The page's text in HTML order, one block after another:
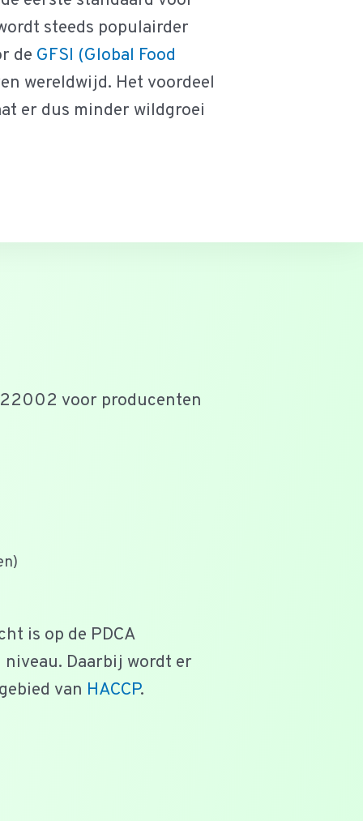
steeds populairder
de GFSI (Global Food
wereldwijd. Het voordeel
er dus minder wildgroei
voor producenten
is op de PDCA
Daarbij wordt er
van HACCP.